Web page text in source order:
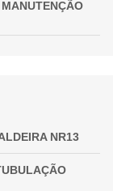
PRESSÃO:
E
NR13